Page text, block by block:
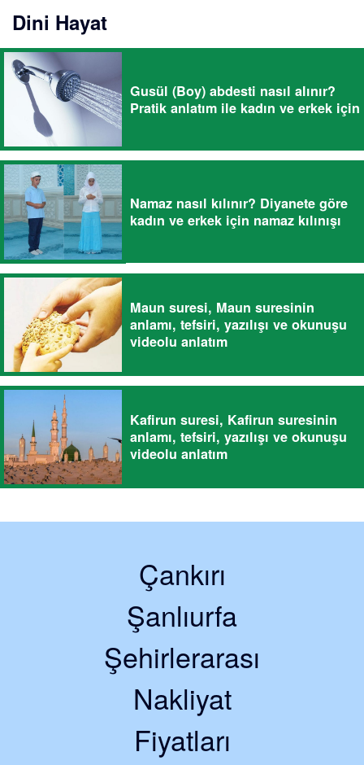
Dini Hayat
Gusül (Boy) abdesti nasıl alınır?
Pratik anlatım ile kadın ve erkek için
Namaz nasıl kılınır? Diyanete göre
kadın ve erkek için namaz kılınışı
Maun suresi, Maun suresinin
anlamı, tefsiri, yazılışı ve okunuşu
videolu anlatım
Kafirun suresi, Kafirun suresinin
anlamı, tefsiri, yazılışı ve okunuşu
videolu anlatım
Çankırı
Şanlıurfa
Şehirlerarası
Nakliyat
Fiyatları